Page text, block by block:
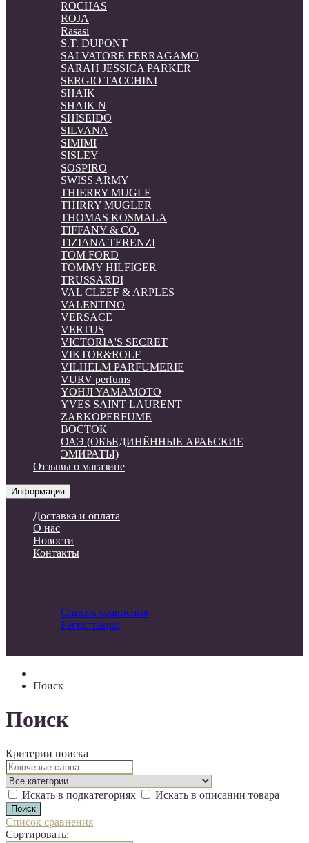
ROCHAS
ROJA
Rasasi
S.T. DUPONT
SALVATORE FERRAGAMO
SARAH JESSICA PARKER
SERGIO TACCHINI
SHAIK
SHAIK N
SHISEIDO
SILVANA
SIMIMI
SISLEY
SOSPIRO
SWISS ARMY
THIERRY MUGLE
THIRRY MUGLER
THOMAS KOSMALA
TIFFANY & CO.
TIZIANA TERENZI
TOM FORD
TOMMY HILFIGER
TRUSSARDI
VAL CLEEF & ARPLES
VALENTINO
VERSACE
VERTUS
VICTORIA'S SECRET
VIKTOR&ROLF
VILHELM PARFUMERIE
VURV perfums
YOHJI YAMAMOTO
YVES SAINT LAURENT
ZARKOPERFUME
ВОСТОК
ОАЭ (ОБЪЕДИНЁННЫЕ АРАБСКИЕ
ЭМИРАТЫ)
Отзывы о магазине
Информация
Доставка и оплата
О нас
Новости
Контакты
Список сравнения
Регистрация
Поиск
Поиск
Критерии поиска
Искать в подкатегориях Искать в описании товара
Список сравнения
Сортировать: